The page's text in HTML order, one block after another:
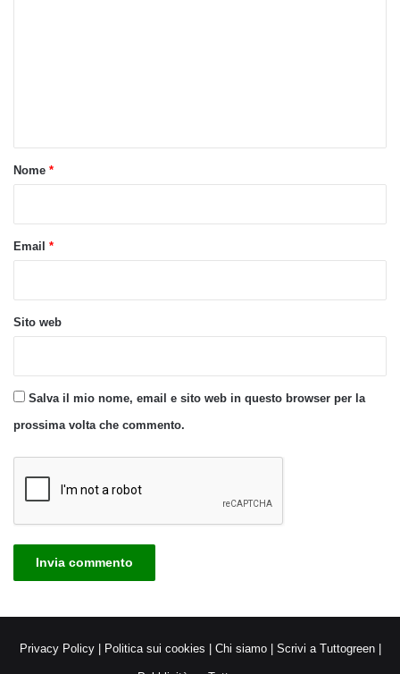
oNome *
Email *
Sito web
Salva il mio nome, email e sito web in questo browser per la
prossima volta che commento.
Privacy Policy| Politica sui cookies Chi siamo| Scrivi a Tuttogreen|